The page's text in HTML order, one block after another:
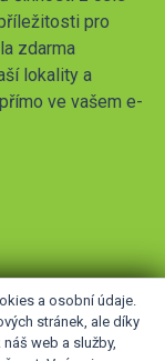
pro
zdarma
lokality a
ve vašem e-
a osobní údaje.
stránek, ale díky
web a služby,